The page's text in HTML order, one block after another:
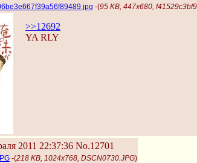
-(95 KB, 447x680,
>>12692
YA RLY
2011 22:37:36 No.12701
-(218 KB, 1024x768, DSCN0730.JPG)